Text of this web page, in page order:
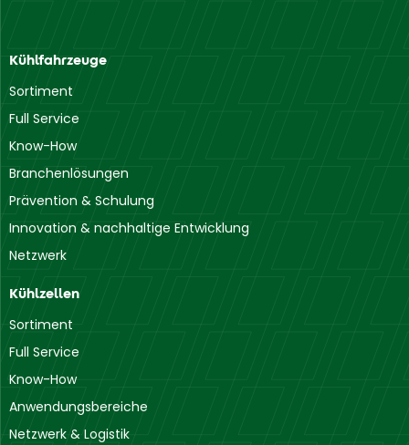
Kühlfahrzeuge
Sortiment
Full Service
Know-How
Branchenlösungen
Prävention & Schulung
Innovation & nachhaltige Entwicklung
Netzwerk
Kühlzellen
Sortiment
Full Service
Know-How
Anwendungsbereiche
Netzwerk & Logistik